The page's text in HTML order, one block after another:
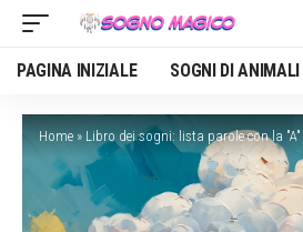
PAGINA INIZIALE SOGNI DI ANIMALI
Home » Libro dei sogni: lista parole con la "A"